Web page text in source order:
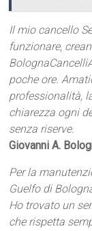
Il mio cancello
funzionare,
poche ore.
professionalità,
chiarezza ogni
senza riserve.
Giovanni A.
Per la
Guelfo di
Ho trovato un
che rispetta